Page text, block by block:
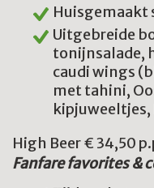
Huisgemaakt
Uitgebreide
tonijnsalade,
caudi wings
met tahini,
kipjuweeltjes,
High Beer € 34,50
Fanfare favorites &